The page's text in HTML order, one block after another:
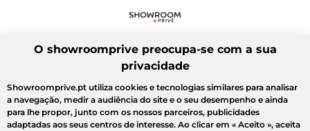
O showroomprive preocupa-se com a sua
privacidade
Showroomprive.pt utiliza cookies e tecnologias similares para analisar
a navegação, medir a audiência do site e o seu desempenho e ainda
para lhe propor, junto com os nossos parceiros, publicidades
adaptadas aos seus centros de interesse. Ao clicar em « Aceito », aceita